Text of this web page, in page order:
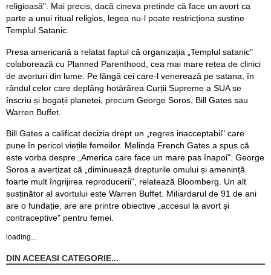
religioasă". Mai precis, dacă cineva pretinde că face un avort ca
parte a unui ritual religios, legea nu-l poate restricționa susține
Templul Satanic.
Presa americană a relatat faptul că organizația „Templul satanic"
colaborează cu Planned Parenthood, cea mai mare rețea de clinici
de avorturi din lume. Pe lângă cei care-l venerează pe satana, în
rândul celor care deplâng hotărârea Curții Supreme a SUA se
înscriu și bogații planetei, precum George Soros, Bill Gates sau
Warren Buffet.
Bill Gates a calificat decizia drept un „regres inacceptabil" care
pune în pericol viețile femeilor. Melinda French Gates a spus că
este vorba despre „America care face un mare pas înapoi". George
Soros a avertizat că „diminuează drepturile omului și amenință
foarte mult îngrijirea reproducerii", relatează Bloomberg. Un alt
susținător al avortului este Warren Buffet. Miliardarul de 91 de ani
are o fundație, are are printre obiective „accesul la avort și
contraceptive" pentru femei.
loading...
DIN ACEEASI CATEGORIE...